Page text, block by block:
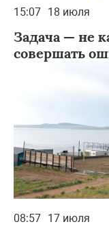
15:07 18 июля
Задача — не
совершать
08:57 17 июля